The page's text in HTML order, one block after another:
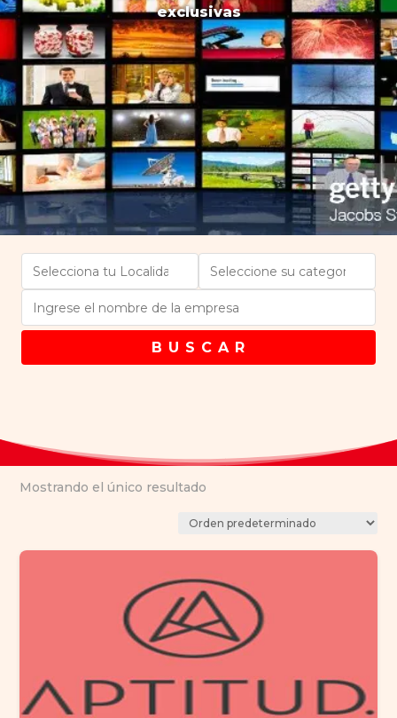
exclusivas
B U S C A R
Mostrando el único resultado